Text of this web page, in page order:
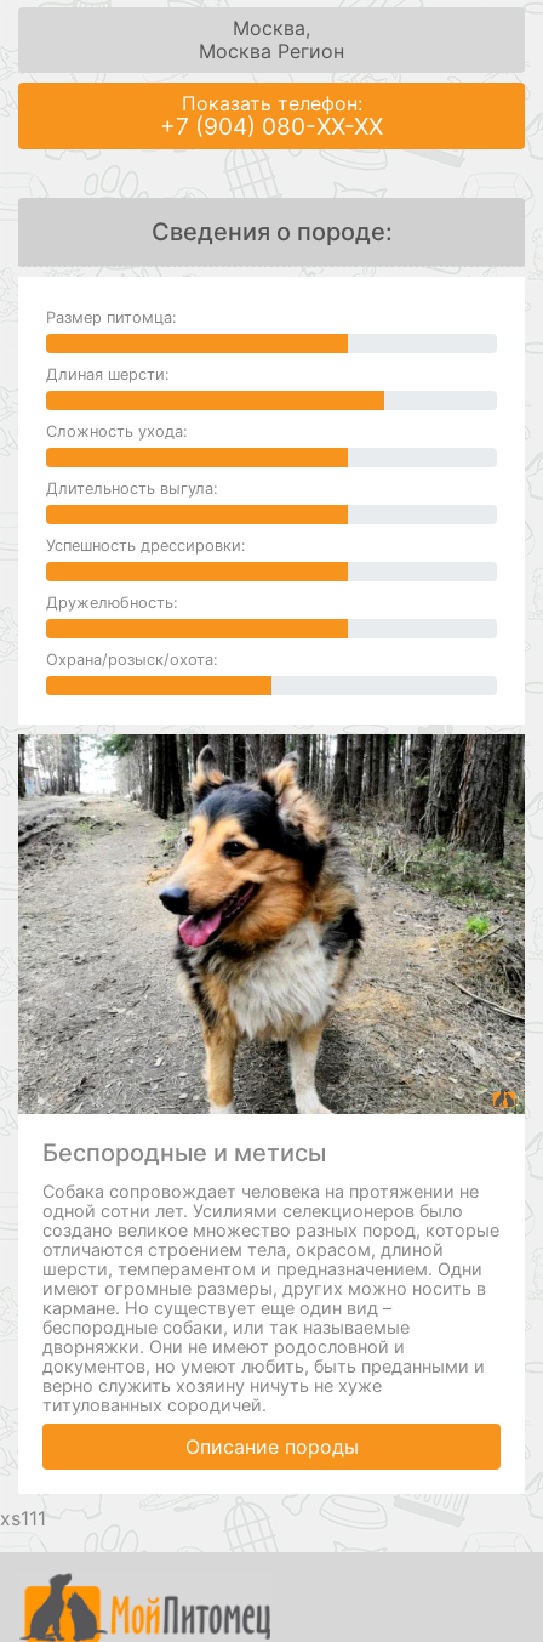
Москва,
Москва Регион
Показать телефон:
+7 (904) 080-XX-XX
Сведения о породе:
Размер питомца:
Длиная шерсти:
Сложность ухода:
Длительность выгула:
Успешность дрессировки:
Дружелюбность:
Охрана/розыск/охота:
Беспородные и метисы
Собака сопровождает человека на протяжении не
одной сотни лет. Усилиями селекционеров было
создано великое множество разных пород, которые
отличаются строением тела, окрасом, длиной
шерсти, темпераментом и предназначением. Одни
имеют огромные размеры, других можно носить в
кармане. Но существует еще один вид –
беспородные собаки, или так называемые
дворняжки. Они не имеют родословной и
документов, но умеют любить, быть преданными и
верно служить хозяину ничуть не хуже
титулованных сородичей.
Описание породы
111